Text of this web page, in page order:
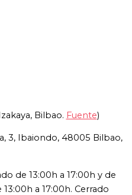
Bilbao. Fuente)
3, Ibaiondo, 48005 Bilbao,
de 13:00h a 17:00h y de
a 17:00h. Cerrado